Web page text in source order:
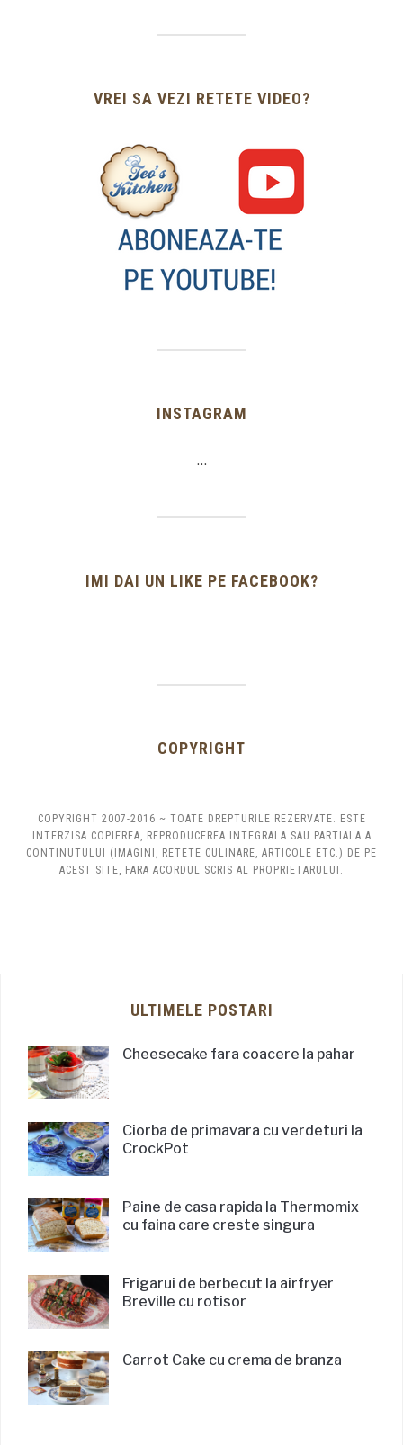
VREI SA VEZI RETETE VIDEO?
INSTAGRAM
…
IMI DAI UN LIKE PE FACEBOOK?
COPYRIGHT
COPYRIGHT 2007-2016 ~ TOATE DREPTURILE REZERVATE. ESTE
INTERZISA COPIEREA, REPRODUCEREA INTEGRALA SAU PARTIALA A
CONTINUTULUI (IMAGINI, RETETE CULINARE, ARTICOLE ETC.) DE PE
ACEST SITE, FARA ACORDUL SCRIS AL PROPRIETARULUI.
ULTIMELE POSTARI
Cheesecake fara coacere la pahar
Ciorba de primavara cu verdeturi la
CrockPot
Paine de casa rapida la Thermomix
cu faina care creste singura
Frigarui de berbecut la airfryer
Breville cu rotisor
Carrot Cake cu crema de branza